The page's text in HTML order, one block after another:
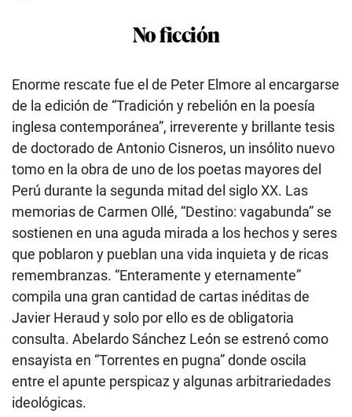
No ficción
Enorme rescate fue el de Peter Elmore al encargarse
de la edición de “Tradición y rebelión en la poesía
inglesa contemporánea”, irreverente y brillante tesis
de doctorado de Antonio Cisneros, un insólito nuevo
tomo en la obra de uno de los poetas mayores del
Perú durante la segunda mitad del siglo XX. Las
memorias de Carmen Ollé, “Destino: vagabunda” se
sostienen en una aguda mirada a los hechos y seres
que poblaron y pueblan una vida inquieta y de ricas
remembranzas. “Enteramente y eternamente”
compila una gran cantidad de cartas inéditas de
Javier Heraud y solo por ello es de obligatoria
consulta. Abelardo Sánchez León se estrenó como
ensayista en “Torrentes en pugna” donde oscila
entre el apunte perspicaz y algunas arbitrariedades
ideológicas.